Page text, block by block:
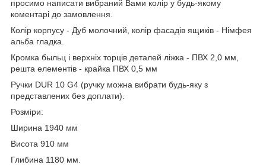
просимо написати вибраний Вами колір у будь-якому
коментарі до замовлення.
Колір корпусу - Дуб молочний, колір фасадів ящиків - Німфея
альба гладка.
Кромка быльц і верхніх торців деталей ліжка - ПВХ 2,0 мм,
решта елементів - крайка ПВХ 0,5 мм
Ручки DUR 10 G4 (ручку можна вибрати будь-яку з
представлених без доплати).
Розміри:
Ширина 1940 мм
Висота 910 мм
Глибина 1180 мм.